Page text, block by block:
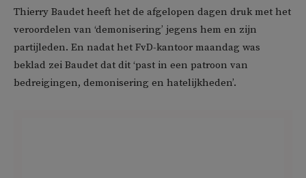
Thierry Baudet heeft het de afgelopen dagen druk met het
veroordelen van ‘demonisering’ jegens hem en zijn
partijleden. En nadat het FvD-kantoor maandag was
beklad zei Baudet dat dit ‘past in een patroon van
bedreigingen, demonisering en hatelijkheden’.